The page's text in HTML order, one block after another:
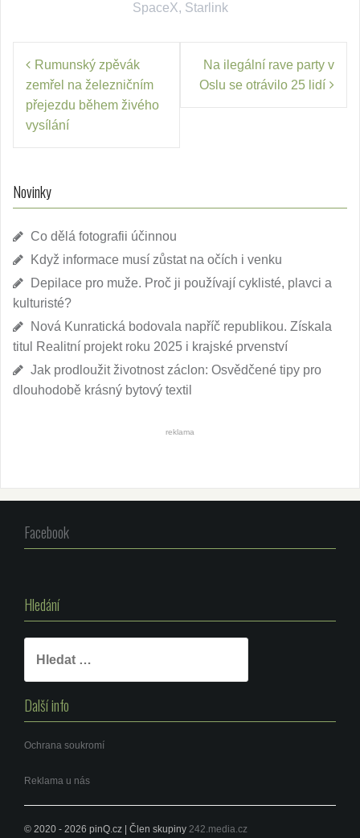
SpaceX, Starlink
Navigace
pro
příspěvek
Rumunský zpěvák
zemřel na železničním
přejezdu během živého
vysílání
Na ilegální rave party v
Oslu se otrávilo 25 lidí
Novinky
Co dělá fotografii účinnou
Když informace musí zůstat na očích i venku
Depilace pro muže. Proč ji používají cyklisté, plavci a
kulturisté?
Nová Kunratická bodovala napříč republikou. Získala
titul Realitní projekt roku 2025 i krajské prvenství
Jak prodloužit životnost záclon: Osvědčené tipy pro
dlouhodobě krásný bytový textil
reklama
Facebook
Hledání
Další info
Ochrana soukromí
Reklama u nás
© 2020 - 2026 pinQ.cz | Člen skupiny 242.media.cz